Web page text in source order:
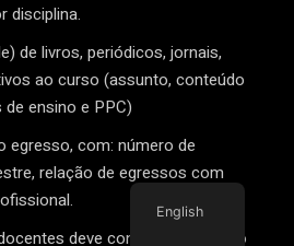
disciplina.
de livros, periódicos, jornais,
ao curso (assunto, conteúdo
ensino e PPC)
egresso, com: número de
relação de egressos com
deve conter: currículo do
English